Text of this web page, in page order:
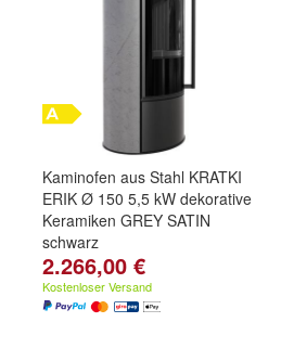
Kaminofen aus Stahl KRATKI
ERIK Ø 150 5,5 kW dekorative
Keramiken GREY SATIN
schwarz
2.266,00 €
Kostenloser Versand